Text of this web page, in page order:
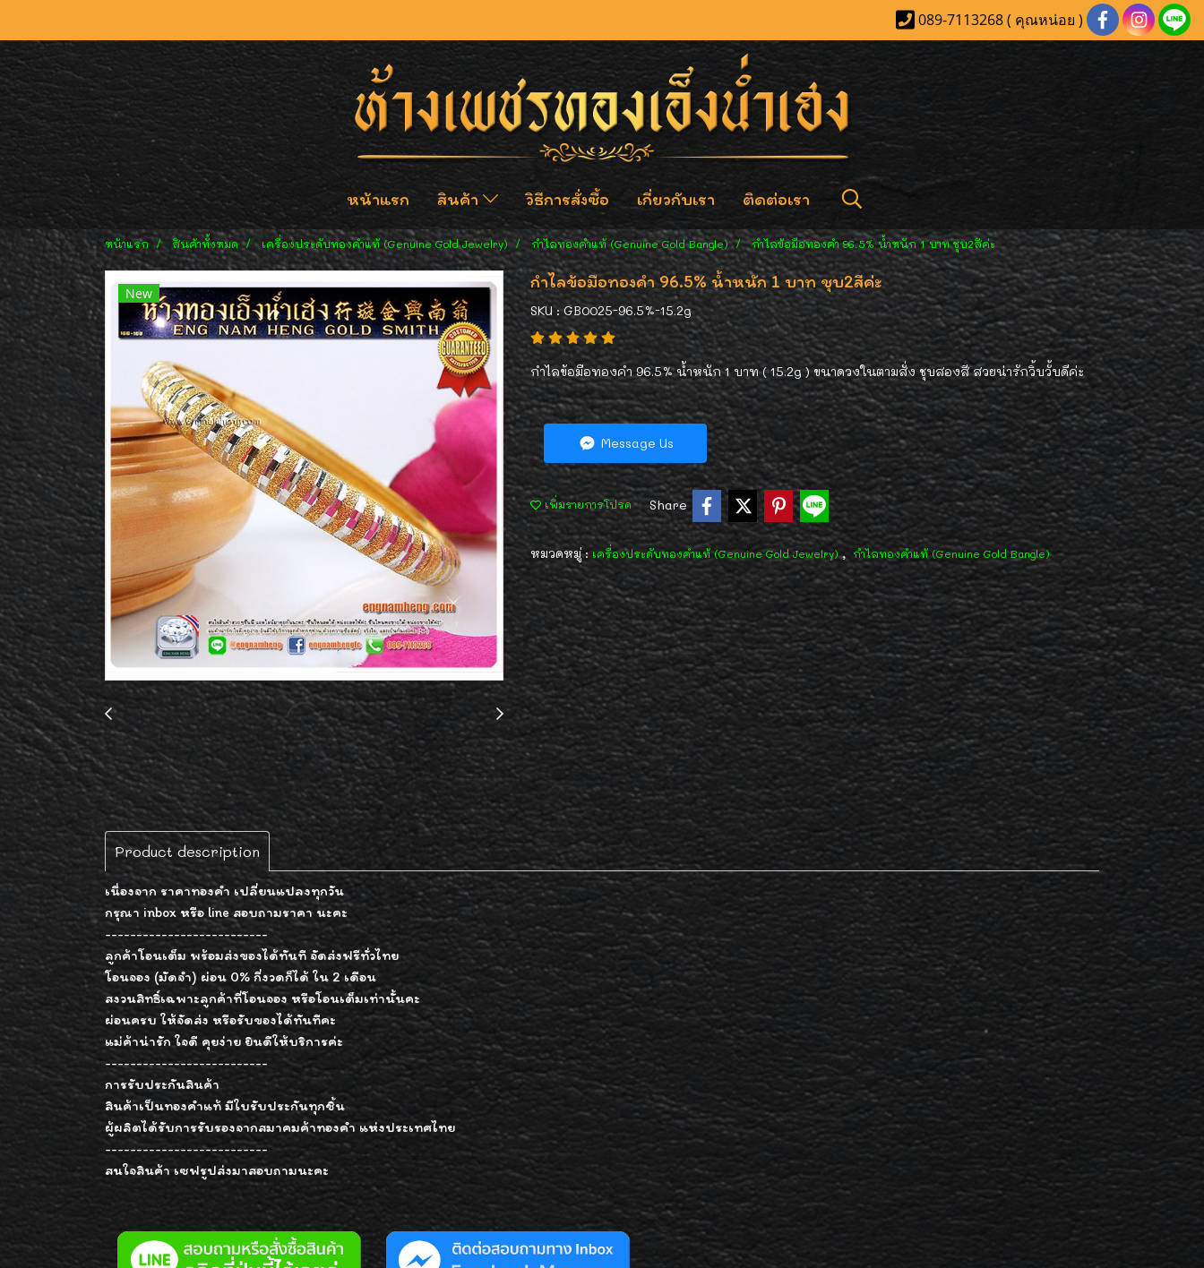
089-7113268 ( คุณหน่อย )
หน้าแรก สินค้า วิธีการสั่งซื้อ เกี่ยวกับเรา ติดต่อเรา
หน้าแรก สินค้าทั้งหมด เครื่องประดับทองคำแท้ (Genuine Gold Jewelry) กำไลทองคำแท้ (Genuine Gold Bangle) กำไลข้อมือทองคำ 96.5% น้ำหนัก 1 บาท ชุบ2สีค่ะ
New
กำไลข้อมือทองคำ 96.5% น้ำหนัก 1 บาท ชุบ2สีค่ะ
SKU : GB0025-96.5%-15.2g
กำไลข้อมือทองคำ 96.5% น้ำหนัก 1 บาท ( 15.2g ) ขนาดวงในตามสั่ง ชุบสองสี สวยน่ารักวิ้บวั้บดีค่ะ
Message Us
เพิ่มรายการโปรด Share
หมวดหมู่ : เครื่องประดับทองคำแท้ (Genuine Gold Jewelry), กำไลทองคำแท้ (Genuine Gold Bangle)
Product description
เนื่องจาก ราคาทองคำ เปลี่ยนแปลงทุกวัน
กรุณา inbox หรือ line สอบถามราคา นะคะ
--------------------------
ลูกค้าโอนเต็ม พร้อมส่งของได้ทันที จัดส่งฟรีทั่วไทย
โอนจอง (มัดจำ) ผ่อน 0% กี่งวดก็ได้ ใน 2 เดือน
สงวนสิทธิ์เฉพาะลูกค้าที่โอนจอง หรือโอนเต็มเท่านั้นคะ
ผ่อนครบ ให้จัดส่ง หรือรับของได้ทันทีคะ
แม่ค้าน่ารัก ใจดี คุยง่าย ยินดีให้บริการค่ะ
--------------------------
การรับประกันสินค้า
สินค้าเป็นทองคำแท้ มีใบรับประกันทุกชิ้น
ผู้ผลิตได้รับการรับรองจากสมาคมค้าทองคำ แห่งประเทศไทย
--------------------------
สนใจสินค้า เซฟรูปส่งมาสอบถามนะคะ